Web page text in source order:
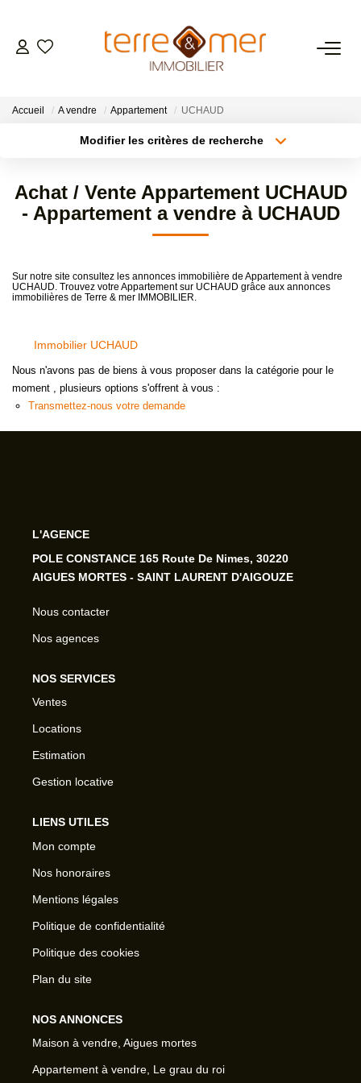
NOS AGENCES
Accueil A vendre Appartement UCHAUD
Modifier les critères de recherche
Sélectionnez...
Type de bien
Surface min
Créer une alerte
Achat / Vente Appartement UCHAUD
- Appartement a vendre à UCHAUD
Sur notre site consultez les annonces immobilière de Appartement à vendre
UCHAUD. Trouvez votre Appartement sur UCHAUD grâce aux annonces
immobilières de Terre & mer IMMOBILIER.
Immobilier UCHAUD
Nous n'avons pas de biens à vous proposer dans la catégorie pour le
moment , plusieurs options s'offrent à vous :
Transmettez-nous votre demande
L'AGENCE
POLE CONSTANCE 165 Route De Nimes, 30220
AIGUES MORTES - SAINT LAURENT D'AIGOUZE
Nous contacter
Nos agences
NOS SERVICES
Ventes
Locations
Estimation
Gestion locative
LIENS UTILES
Mon compte
Nos honoraires
Mentions légales
Politique de confidentialité
Politique des cookies
Plan du site
NOS ANNONCES
Maison à vendre, Aigues mortes
Appartement à vendre, Le grau du roi